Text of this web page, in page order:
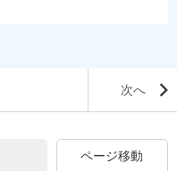
次へ